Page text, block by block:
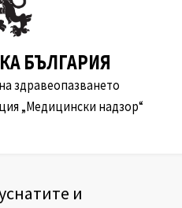
БЪЛГАРИЯ
здравеопазването
„Медицински надзор“
и